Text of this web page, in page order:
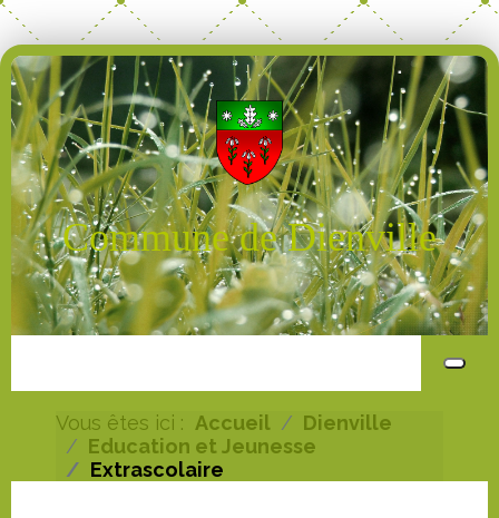
Commune de Dienville
Vous êtes ici : Accueil
Dienville
Education et Jeunesse
Extrascolaire